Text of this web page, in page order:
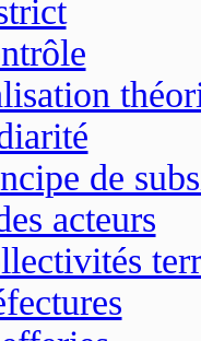
de
acteurs